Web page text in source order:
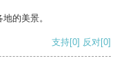
的美景。
支持[0] 反对[0]